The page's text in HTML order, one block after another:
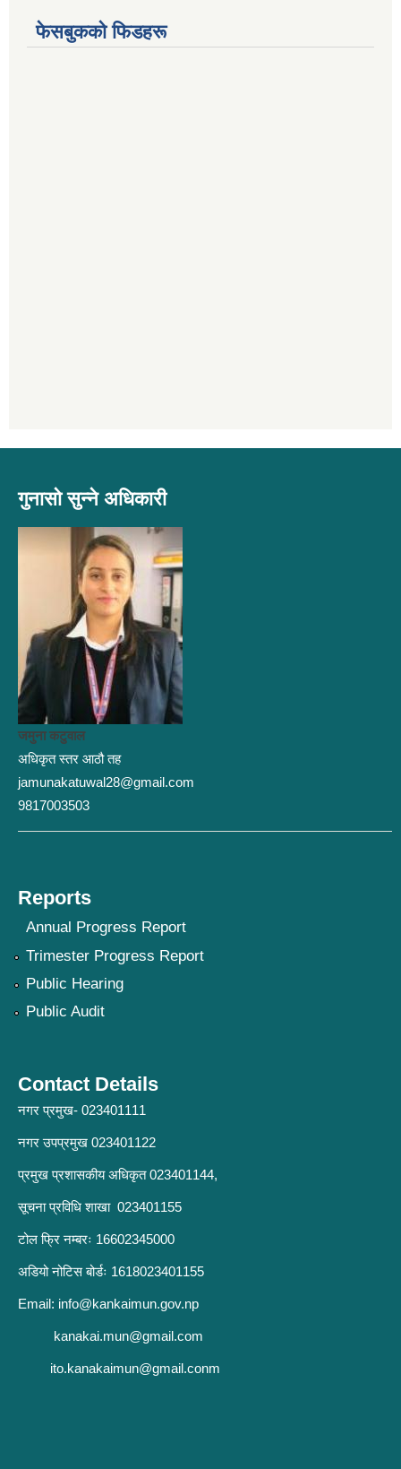
फेसबुकको फिडहरू
गुनासो सुन्ने अधिकारी
जमुना कटुवाल
अधिकृत स्तर आठौ तह
jamunakatuwal28@gmail.com
9817003503
Reports
Annual Progress Report
Trimester Progress Report
Public Hearing
Public Audit
Contact Details
नगर प्रमुख- 023401111
नगर उपप्रमुख 023401122
प्रमुख प्रशासकीय अधिकृत 023401144,
सूचना प्रविधि शाखा 023401155
टोल फ्रि नम्बरः 16602345000
अडियो नोटिस बोर्डः 1618023401155
Email: info@kankaimun.gov.np
kanakai.mun@gmail.com
ito.kanakaimun@gmail.conm